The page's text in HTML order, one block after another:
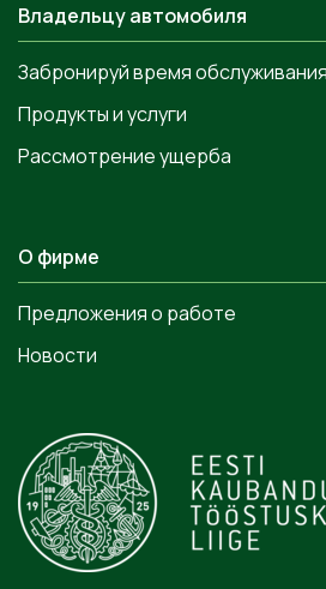
Владельцу автомобиля
Забронируй время обслуживания
Продукты и услуги
Рассмотрение ущерба
О фирме
Предложения о работе
Новости